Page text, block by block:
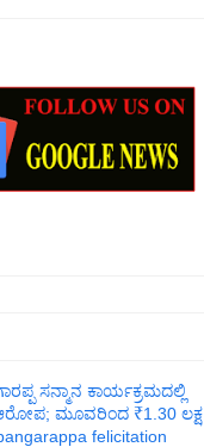
ಸನ್ಮಾನ ಕಾರ್ಯಕ್ರಮದಲ್ಲಿ
ಮೂವರಿಂದ ₹1.30 ಲಕ್ಷ
felicitation